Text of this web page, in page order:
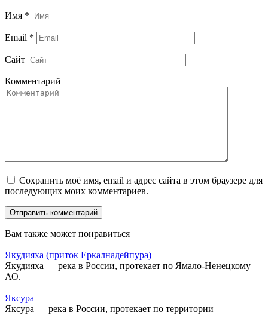
Имя *
Email *
Сайт
Комментарий
Сохранить моё имя, email и адрес сайта в этом браузере для
последующих моих комментариев.
Вам также может понравиться
Якудияха (приток Еркалнадейпура)
Якудияха — река в России, протекает по Ямало-Ненецкому
АО.
Яксура
Яксура — река в России, протекает по территории